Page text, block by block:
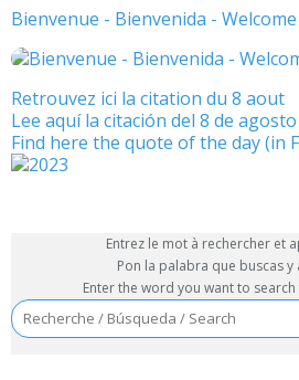
Bienvenue - Bienvenida - Welcome
Retrouvez ici la citation du 8 aout
Lee aquí la citación del 8 de agosto
Find here the quote of the day (in
Entrez le mot à rechercher et
Pon la palabra que buscas y
Enter the word you want to